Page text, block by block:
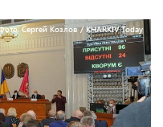
Сергей Козлов / KHARKIV Today